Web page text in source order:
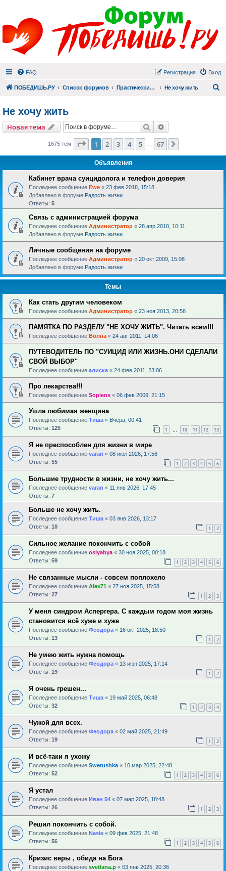
FAQ Вход
Регистрация
ПОБЕДИШЬ.РУ Список форумов Практический раздел Не хочу жить
Не хочу жить
Новая тема Поиск
1675 тем Страница из 67
1 2 3 4 5 67
Объявления
Кабинет врача суицидолога и телефон доверия
Последнее сообщение Ewe « 23 фев 2018, 15:18
Добавлено в форуме Радость жизни
Ответы: 5
Связь с администрацией форума
Последнее сообщение Администратор « 28 апр 2010, 10:11
Добавлено в форуме Радость жизни
Личные сообщения на форуме
Последнее сообщение Администратор « 20 окт 2009, 15:08
Добавлено в форуме Радость жизни
Темы
Как стать другим человеком
Последнее сообщение Администратор « 23 ноя 2013, 20:58
ПАМЯТКА ПО РАЗДЕЛУ "НЕ ХОЧУ ЖИТЬ". Читать всем!!!
Последнее сообщение Волна « 24 авг 2011, 14:06
ПУТЕВОДИТЕЛЬ ПО "СУИЦИД ИЛИ ЖИЗНЬ.ОНИ СДЕЛАЛИ
СВОЙ ВЫБОР"
Последнее сообщение алиска « 24 фев 2011, 23:06
Про лекарства!!!
Последнее сообщение Sopiens « 06 фев 2009, 21:15
Ушла любимая женщина
Последнее сообщение Тиша « Вчера, 00:41
Ответы: 125 1 10 11 12 13
Я не преспособлен для жизни в мире
Последнее сообщение varan « 08 июл 2026, 17:56
Ответы: 55 1 2 3 4 5 6
Большие трудности в жизни, не хочу жить...
Последнее сообщение varan « 11 янв 2026, 17:45
Ответы: 7
Больше не хочу жить.
Последнее сообщение Тиша « 03 янв 2026, 13:17
Ответы: 10 1 2
Сильное желание покончить с собой
Последнее сообщение oslyabya « 30 ноя 2025, 00:18
Ответы: 59 1 2 3 4 5 6
Не связанные мысли - совсем поплохело
Последнее сообщение Alex71 « 27 ноя 2025, 15:58
Ответы: 27 1 2 3
У меня синдром Аспергера. С каждым годом моя жизнь
становится всё хуже и хуже
Последнее сообщение Феодора « 16 окт 2025, 18:50
Ответы: 13 1 2
Не умею жить нужна помощь
Последнее сообщение Феодора « 13 июн 2025, 17:14
Ответы: 19 1 2
Я очень грешен...
Последнее сообщение Тиша « 19 май 2025, 06:48
Ответы: 32 1 2 3 4
Чужой для всех.
Последнее сообщение Феодора « 02 май 2025, 21:49
Ответы: 19 1 2
И всё-таки я ухожу
Последнее сообщение Swetushka « 10 мар 2025, 22:48
Ответы: 52 1 2 3 4 5 6
Я устал
Последнее сообщение Иван 54 « 07 мар 2025, 18:48
Ответы: 26 1 2 3
Решил покончить с собой.
Последнее сообщение Nasie « 09 фев 2025, 21:48
Ответы: 56 1 2 3 4 5 6
Кризис веры , обида на Бога
Последнее сообщение svetlana.p « 03 янв 2025, 20:36